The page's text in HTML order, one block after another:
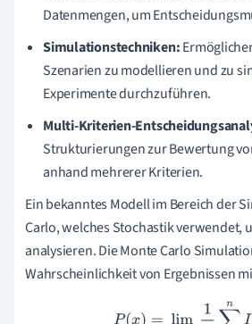
Datenmengen, um
Simulationstechniken:
Szenarien zu modellieren und zu
Experimente durchzuführen.
Multi-Kriterien-
Strukturierungen zur Bewertung
anhand mehrerer Kriterien.
Ein bekanntes Modell im Bereich der
Carlo, welches Stochastik verwendet,
analysieren. Die Monte Carlo
Wahrscheinlichkeit von Ergebnissen
P(x) limn→∞ 1n ∑i=1nIA